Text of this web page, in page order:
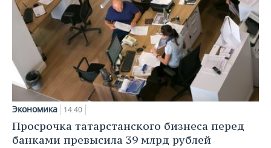
Экономика 14:40
Просрочка татарстанского бизнеса перед
банками превысила 39 млрд рублей